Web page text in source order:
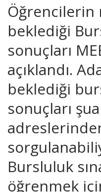
Öğrencilerin
beklediği
sonuçları
açıklandı.
beklediği
sonuçları
Bursluluk
öğrenmek